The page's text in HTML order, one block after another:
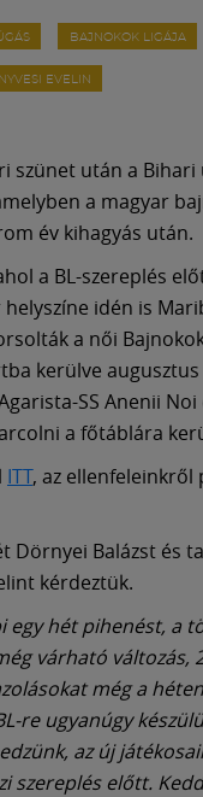
BAJNOKOK LIGÁJA
EVELIN
szünet után a
a magyar
év kihagyás után.
a BL-szereplés
idén is
a női
kerülve
SS Anenii Noi
a főtáblára
ITT, az ellenfeleinkről
Dörnyei Balázst és
kérdeztük.
egy hét pihenést, a
várható változás,
még a
re ugyanúgy
az új
szereplés előtt.